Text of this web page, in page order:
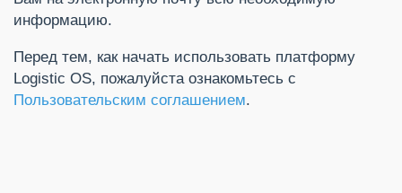
информацию.
Перед тем, как начать использовать платформу
Logistic OS, пожалуйста ознакомьтесь с
Пользовательским соглашением.